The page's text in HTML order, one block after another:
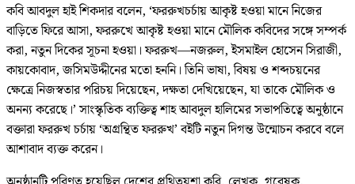
কবি আবদুল হাই শিকদার বলেন, ‘ফররুখচর্চায় আকৃষ্ট হওয়া মানে নিজের
বাড়িতে ফিরে আসা, ফররুখে আকৃষ্ট হওয়া মানে মৌলিক কবিদের সঙ্গে সম্পর্ক
করা, নতুন দিকের সূচনা হওয়া। ফররুখ—নজরুল, ইসমাইল হোসেন সিরাজী,
কায়কোবাদ, জসিমউদ্দীনের মতো হননি। তিনি ভাষা, বিষয় ও শব্দচয়নের
ক্ষেত্রে নিজস্বতার পরিচয় দিয়েছেন, দক্ষতা দেখিয়েছেন, যা তাকে মৌলিক ও
অনন্য করেছে।’ সাংস্কৃতিক ব্যক্তিত্ব শাহ আবদুল হালিমের সভাপতিত্বে অনুষ্ঠানে
বক্তারা ফররুখ চর্চায় ‘অগ্রন্থিত ফররুখ’ বইটি নতুন দিগন্ত উন্মোচন করবে বলে
আশাবাদ ব্যক্ত করেন।